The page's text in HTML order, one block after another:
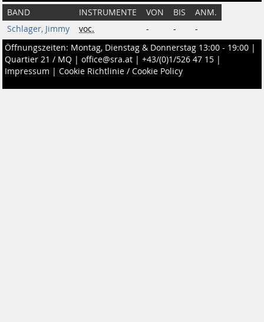
BAND INSTRUMENTE VON BIS
ANM.
Schlager, Jimmy
voc. - -
-
Öffnungszeiten: Montag, Dienstag & Donnerstag 13:00 - 19:00 |
Quartier 21 / MQ | office@sra.at | +43/(0)1/526 47 15 |
Impressum | Cookie Richtlinie / Cookie Policy